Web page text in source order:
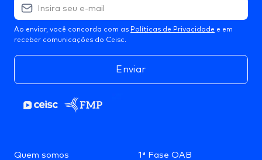
Quem somos 1ª Fase OAB
Ao enviar, você concorda com as Políticas de Privacidade e em
receber comunicações do Ceisc.
Enviar